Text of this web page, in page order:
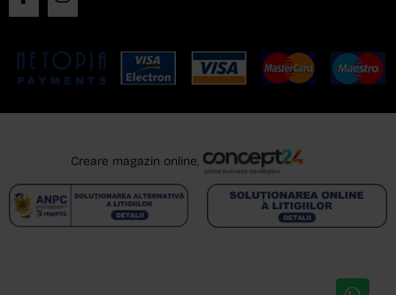
Creare magazin online,